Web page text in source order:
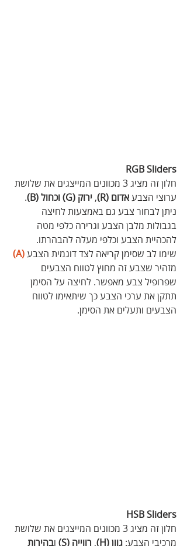
RGB Sliders
חלון זה מציג 3 מכוונים המייצגים את שלושת
ערוצי הצבע אדום (R) , ירוק (G) וכחול (B)
.
ניתן לבחור צבע גם באמצעות לחיצה
בגבולות מלבן הצבע וגרירה כלפי מטה
להכהיית הצבע וכלפי מעלה להבהרתו.
שימו לב שסימן קריאה לצד דוגמית הצבע (A)
מזהיר שצבע זה מחוץ לטווח הצבעים
שפרופיל צבע מאפשר. לחיצה על הסימן
תתקן את ערכי הצבע כך שיתאימו לטווח
הצבעים ותעלים את הסימן.
HSB Sliders
חלון זה מציג 3 מכוונים המייצגים את שלושת
מרכיבי הצבע: גוון (H) , רווייה (S) ובהירות